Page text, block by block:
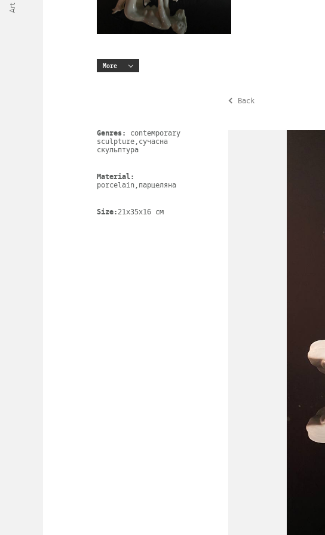
More
Back
Genres: contemporary
sculpture,сучасна
скульптура
Material:
porcelain,парцеляна
Size:21х35х16 cm